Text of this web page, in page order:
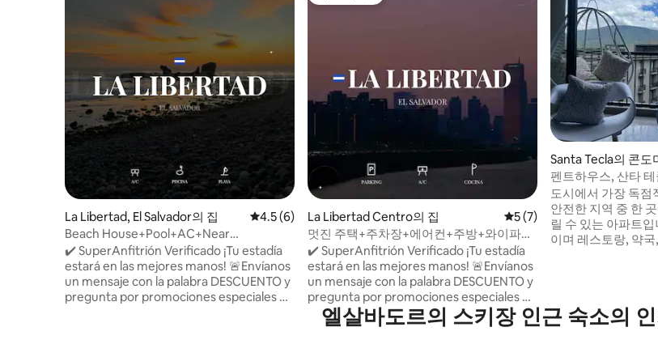
La Libertad, El Salvador의 집 평점 4.5점(5점 만점), 후기 6개
4.5 (6)
Beach House+Pool+AC+Near
Sea+Kitchen@La Libertad
✔️ SuperAnfitrión Verificado ¡Tu estadía
estará en las mejores manos! 🚨Envíanos
un mensaje con la palabra DESCUENTO y
pregunta por promociones especiales 📍
La Libertad Centro의 집 평점 5점(5점 만점), 후기 7개
5 (7)
멋진 주택+주차장+에어컨+주방+와이파이
@라 리베르타드
✔️ SuperAnfitrión Verificado ¡Tu estadía
estará en las mejores manos! 🚨Envíanos
un mensaje con la palabra DESCUENTO y
pregunta por promociones especiales 📍
Casa en La Libertad, El Salvador 🇸🇻 🏡
Espacio limpio, cómodo y seguro, con
Santa Tecla의 콘도
펜트하우스, 산타
도시에서 가장 독점
안전한 지역 중 한
릴 수 있는 아파트입니다. 가족적
이며 레스토랑, 약
길 수 있습니다. 1. -
산책로 사이로 하이
엘살바도르의 스키장 인근 숙소의